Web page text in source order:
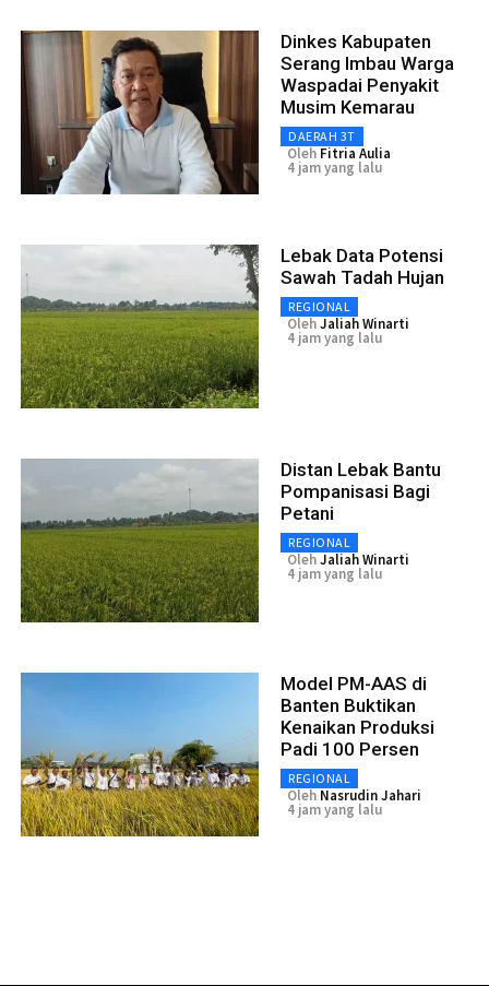
Dinkes Kabupaten
Serang Imbau Warga
Waspadai Penyakit
Musim Kemarau
DAERAH 3T
Oleh Fitria Aulia
4 jam yang lalu
Lebak Data Potensi
Sawah Tadah Hujan
REGIONAL
OlehJaliah Winarti
4 jam yang lalu
Distan Lebak Bantu
Pompanisasi Bagi
Petani
REGIONAL
OlehJaliah Winarti
4 jam yang lalu
Model PM-AAS di
Banten Buktikan
Kenaikan Produksi
Padi 100 Persen
REGIONAL
Oleh Nasrudin Jahari
4 jam yang lalu